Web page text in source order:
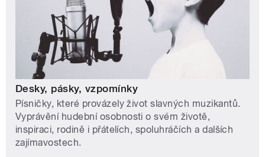
Desky, pásky, vzpomínky
Písničky, které provázely život slavných muzikantů.
Vyprávění hudební osobnosti o svém životě,
inspiraci, rodině i přátelích, spoluhráčích a dalších
zajímavostech.